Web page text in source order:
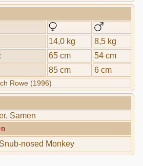
14,0 kg
8,5 kg
65 cm
54 cm
85 cm 6 cm
Rowe (1996)
Samen
nosed Monkey